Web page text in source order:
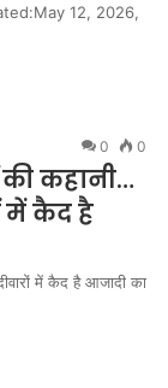
12, 2026,
0 0
कहानी…
में कैद है
में कैद है आजादी का